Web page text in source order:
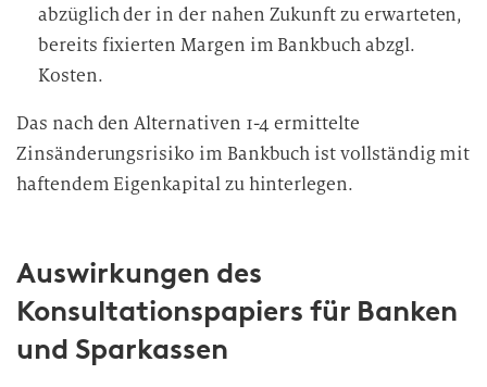
abzüglich der in der nahen Zukunft zu erwarteten,
bereits fixierten Margen im Bankbuch abzgl.
Kosten.
Das nach den Alternativen 1-4 ermittelte
Zinsänderungsrisiko im Bankbuch ist vollständig mit
haftendem Eigenkapital zu hinterlegen.
Auswirkungen des
Konsultationspapiers für Banken
und Sparkassen